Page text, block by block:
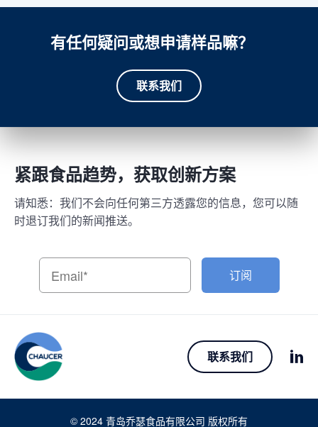
有任何疑问或想申请样品嘛？
联系我们
紧跟食品趋势，获取创新方案
请知悉：我们不会向任何第三方透露您的信息，您可以随
时退订我们的新闻推送。
订阅
联系我们
© 2024 青岛乔瑟食品有限公司 版权所有